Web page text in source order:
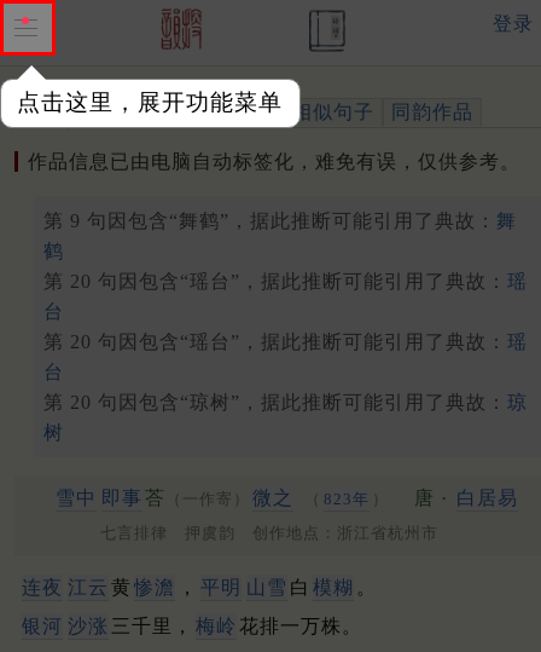
点击这里，展开功能菜单
登录
作品 标注四声 出处、引用 相似句子 同韵作品
作品信息已由电脑自动标签化，难免有误，仅供参考。
第 9 句因包含“舞鹤”，据此推断可能引用了典故： 舞
鹤
第 20 句因包含“瑶台”，据此推断可能引用了典故： 瑶
台
第 20 句因包含“瑶台”，据此推断可能引用了典故： 瑶
台
第 20 句因包含“琼树”，据此推断可能引用了典故： 琼
树
雪中 即事 荅 （一作寄） 微之 （ 823年 ） 唐 · 白居易
七言排律 押虞韵 创作地点：浙江省杭州市
连夜 江云 黄 惨澹 ， 平明 山雪 白 模糊 。
银河 沙涨 三千里， 梅岭 花排一万株。